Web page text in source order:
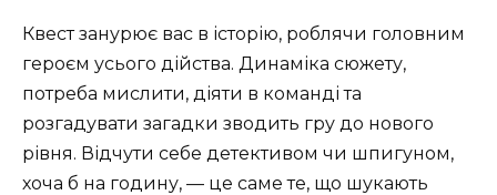
Квест занурює вас в історію, роблячи головним
героєм усього дійства. Динаміка сюжету,
потреба мислити, діяти в команді та
розгадувати загадки зводить гру до нового
рівня. Відчути себе детективом чи шпигуном,
хоча б на годину, — це саме те, що шукають